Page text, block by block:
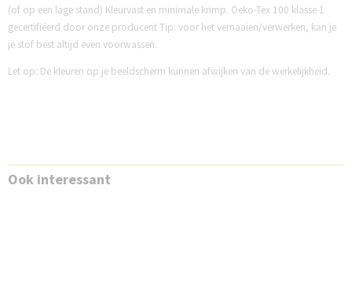
(of op een lage stand) Kleurvast en minimale krimp. Oeko-Tex 100 klasse 1
gecertifiëerd door onze producent Tip: voor het vernaaien/verwerken, kan je
je stof best altijd even voorwassen.
Let op: De kleuren op je beeldscherm kunnen afwijken van de werkelijkheid.
Ook interessant